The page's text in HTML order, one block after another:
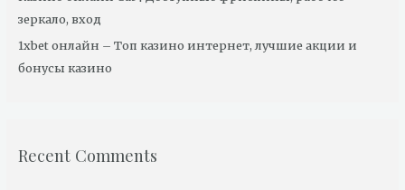
зеркало, вход
1xbet онлайн – Топ казино интернет, лучшие акции и
бонусы казино
Recent Comments